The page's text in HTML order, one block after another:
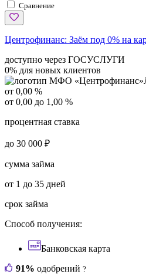
Сравнение
Центрофинанс: Заём под 0% на
доступно через ГОСУСЛУГИ
0% для новых клиентов
от 0,00 %
от 0,00 до 1,00 %
процентная ставка
до 30 000 ₽
сумма займа
от 1 до 35 дней
срок займа
Способ получения:
Банковская карта
91% одобрений ?